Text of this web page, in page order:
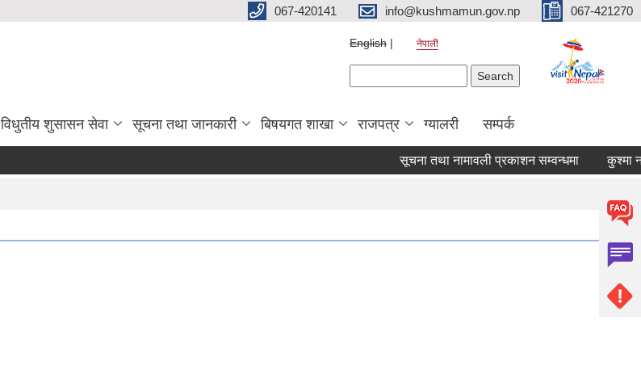
067-420141 info@kushmamun.gov.np 067-421270
English नेपाली
विधुतीय शुसासन सेवा सूचना तथा जानकारी बिषयगत शाखा राजपत्र ग्यालरी सम्पर्क
सूचना तथा नामावली प्रकाशन सम्वन्धमा कुश्मा